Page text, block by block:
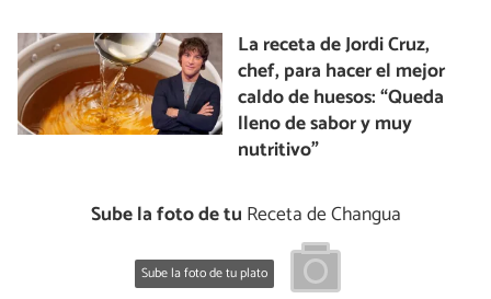
La receta de Jordi Cruz,
chef, para hacer el mejor
caldo de huesos: “Queda
lleno de sabor y muy
nutritivo”
Sube la foto de tu Receta de Changua
Sube la foto de tu plato